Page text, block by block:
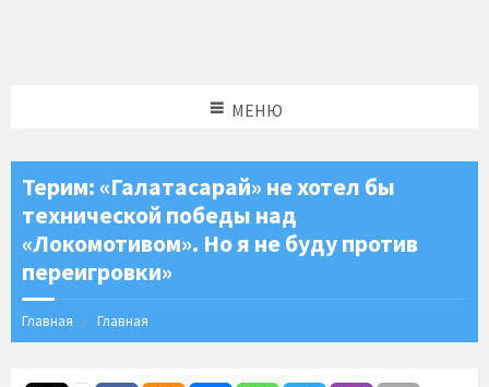
МЕНЮ
Терим: «Галатасарай» не хотел бы
технической победы над
«Локомотивом». Но я не буду против
переигровки»
Главная Главная